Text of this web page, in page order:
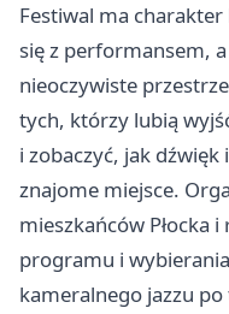
Festiwal ma
się z performansem,
nieoczywiste
tych, którzy lubią
i zobaczyć, jak
znajome miejsce.
mieszkańców Płocka
programu i
kameralnego jazzu